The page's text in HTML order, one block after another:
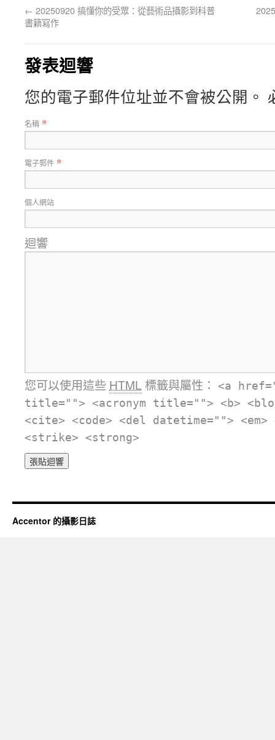
← 20250920 搞懂你的受眾：從藝術品攝影到科普
書籍寫作
發表迴響
您的電子郵件位址並不會被公開。
名稱 *
電子郵件 *
個人網站
迴響
您可以使用這些 HTML 標籤與屬性：
<a
title=""> <acronym title=""> <b>
<cite> <code> <del datetime="">
<strike> <strong>
Accentor 的攝影日誌